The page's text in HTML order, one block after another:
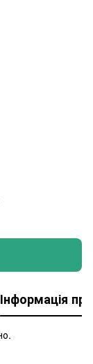
Інформація